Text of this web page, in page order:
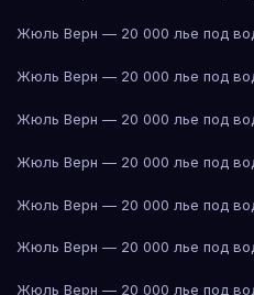
Жюль Верн — 20 000 лье под
Жюль Верн — 20 000 лье под
Жюль Верн — 20 000 лье под
Жюль Верн — 20 000 лье под
Жюль Верн — 20 000 лье под
Жюль Верн — 20 000 лье под
Жюль Верн — 20 000 лье под